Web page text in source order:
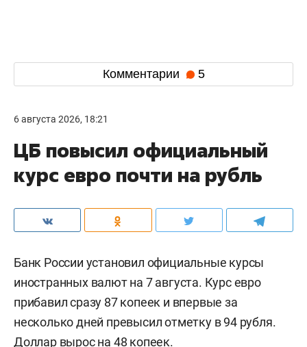
Комментарии 5
6 августа 2026, 18:21
ЦБ повысил официальный
курс евро почти на рубль
Банк России установил официальные курсы
иностранных валют на 7 августа. Курс евро
прибавил сразу 87 копеек и впервые за
несколько дней превысил отметку в 94 рубля.
Доллар вырос на 48 копеек.